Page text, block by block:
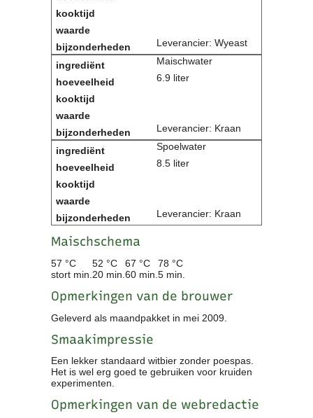
Leverancier: Wyeast
Maischwater
6.9 liter
Leverancier: Kraan
Spoelwater
8.5 liter
Leverancier: Kraan
Maischschema
57 °C 52 °C 67 °C
78 °C
stort min. 20 min. 60 min. 5 min.
Opmerkingen van de brouwer
Geleverd als maandpakket in mei 2009.
Smaakimpressie
Een lekker standaard witbier zonder poespas.
Het is wel erg goed te gebruiken voor kruiden
experimenten.
Opmerkingen van de webredactie